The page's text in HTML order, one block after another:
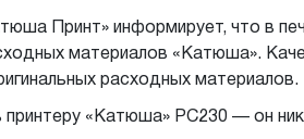
Принт» информирует, что в
материалов «Катюша».
расходных материалов.
принтеру «Катюша» PC230 — он